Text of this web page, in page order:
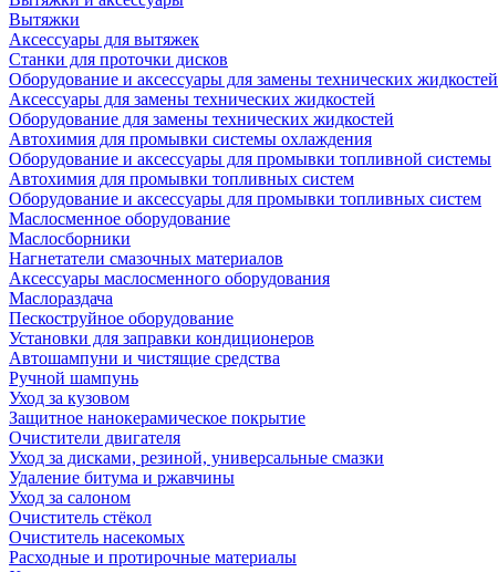
Вытяжки
Аксессуары для вытяжек
Станки для проточки дисков
Оборудование и аксессуары для замены технических жидкостей
Аксессуары для замены технических жидкостей
Оборудование для замены технических жидкостей
Автохимия для промывки системы охлаждения
Оборудование и аксессуары для промывки топливной системы
Автохимия для промывки топливных систем
Оборудование и аксессуары для промывки топливных систем
Маслосменное оборудование
Маслосборники
Нагнетатели смазочных материалов
Аксессуары маслосменного оборудования
Маслораздача
Пескоструйное оборудование
Установки для заправки кондиционеров
Автошампуни и чистящие средства
Ручной шампунь
Уход за кузовом
Защитное нанокерамическое покрытие
Очистители двигателя
Уход за дисками, резиной, универсальные смазки
Удаление битума и ржавчины
Уход за салоном
Очиститель стёкол
Очиститель насекомых
Расходные и протирочные материалы